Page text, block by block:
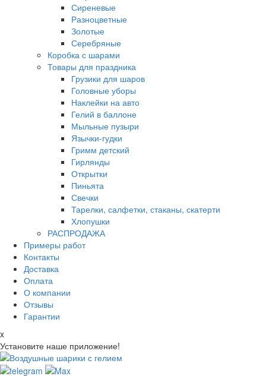
Сиреневые
Разноцветные
Золотые
Серебряные
Коробка с шарами
Товары для праздника
Грузики для шаров
Головные уборы
Наклейки на авто
Гелий в баллоне
Мыльные пузыри
Язычки-гудки
Гримм детский
Гирлянды
Открытки
Пиньята
Свечки
Тарелки, салфетки, стаканы, скатерти
Хлопушки
РАСПРОДАЖА
Примеры работ
Контакты
Доставка
Оплата
О компании
Отзывы
Гарантии
x
Установите наше приложение!